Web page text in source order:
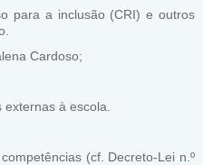
para a inclusão (CRI) e outros
Cardoso;
à escola.
(cf. Decreto-Lei n.º